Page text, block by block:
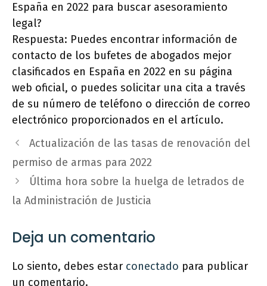
España en 2022 para buscar asesoramiento
legal?
Respuesta: Puedes encontrar información de
contacto de los bufetes de abogados mejor
clasificados en España en 2022 en su página
web oficial, o puedes solicitar una cita a través
de su número de teléfono o dirección de correo
electrónico proporcionados en el artículo.
Actualización de las tasas de renovación del
permiso de armas para 2022
Última hora sobre la huelga de letrados de
la Administración de Justicia
Deja un comentario
Lo siento, debes estar conectado para publicar
un comentario.